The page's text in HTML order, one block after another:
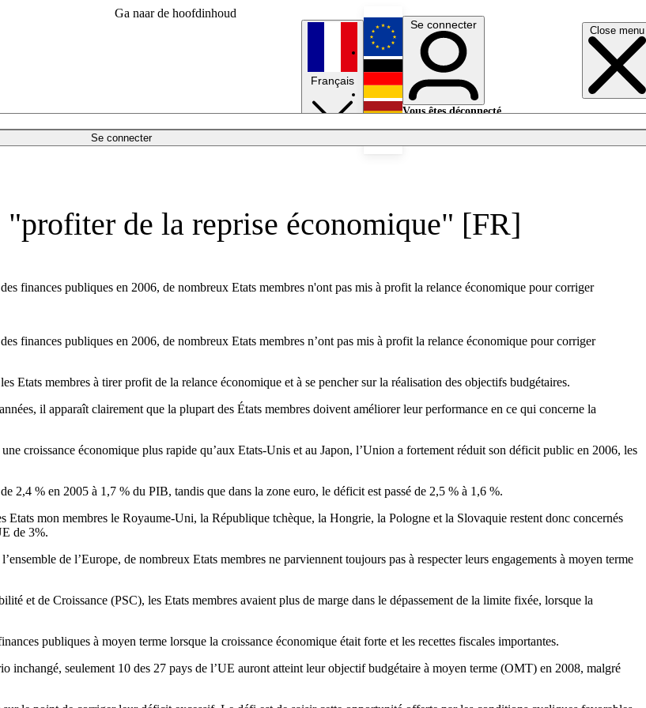
Ga naar de hoofdinhoud
Close menu
Se connecter
Français
English
Deutsch
Se connecter
Vous êtes déconnecté.
de la reprise économique" [FR]
finances publiques en 2006, de nombreux Etats membres n'ont pas mis à profit la relance économique pour corriger
finances publiques en 2006, de nombreux Etats membres n’ont pas mis à profit la relance économique pour corriger
Etats membres à tirer profit de la relance économique et à se pencher sur la réalisation des objectifs budgétaires.
il apparaît clairement que la plupart des États membres doivent améliorer leur performance en ce qui concerne la
croissance économique plus rapide qu’aux Etats-Unis et au Japon, l’Union a fortement réduit son déficit public en 2006, les
2,4 % en 2005 à 1,7 % du PIB, tandis que dans la zone euro, le déficit est passé de 2,5 % à 1,6 %.
mon membres le Royaume-Uni, la République tchèque, la Hongrie, la Pologne et la Slovaquie restent donc concernés
de 3%.
de l’Europe, de nombreux Etats membres ne parviennent toujours pas à respecter leurs engagements à moyen terme
et de Croissance (PSC), les Etats membres avaient plus de marge dans le dépassement de la limite fixée, lorsque la
publiques à moyen terme lorsque la croissance économique était forte et les recettes fiscales importantes.
inchangé, seulement 10 des 27 pays de l’UE auront atteint leur objectif budgétaire à moyen terme (OMT) en 2008, malgré